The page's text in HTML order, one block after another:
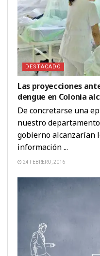
DESTACADO
Las proyecciones
dengue en Colonia
De concretarse una
nuestro
gobierno alcanzarían
información ...
24 FEBRERO, 2016